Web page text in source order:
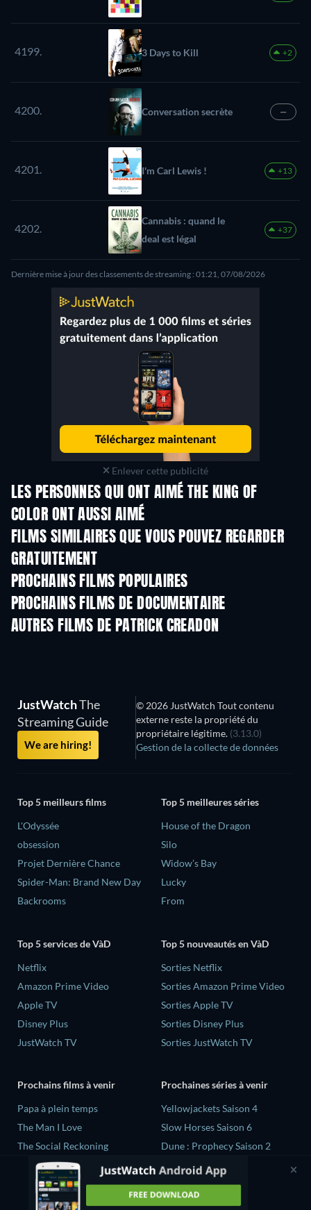
4199. 3 Days to Kill +2
4200. Conversation secrète —
4201. I'm Carl Lewis ! +13
4202.
Cannabis : quand le
deal est légal
+37
Dernière mise à jour des classements de streaming : 01:21, 07/08/2026
Enlever cette publicité
LES PERSONNES QUI ONT AIMÉ THE KING OF
COLOR ONT AUSSI AIMÉ
FILMS SIMILAIRES QUE VOUS POUVEZ REGARDER
GRATUITEMENT
PROCHAINS FILMS POPULAIRES
PROCHAINS FILMS DE DOCUMENTAIRE
AUTRES FILMS DE PATRICK CREADON
JustWatchThe
Streaming Guide
We are hiring!
© 2026 JustWatch Tout contenu
externe reste la propriété du
propriétaire légitime. (3.13.0)
Gestion de la collecte de données
Top 5 meilleurs films
L'Odyssée
obsession
Projet Dernière Chance
Spider-Man: Brand New Day
Backrooms
Top 5 meilleures séries
House of the Dragon
Silo
Widow’s Bay
Lucky
From
Top 5 services de VàD
Netflix
Amazon Prime Video
Apple TV
Disney Plus
JustWatch TV
Top 5 nouveautés en VàD
Sorties Netflix
Sorties Amazon Prime Video
Sorties Apple TV
Sorties Disney Plus
Sorties JustWatch TV
Prochains films à venir
‎Papa à plein temps
The Man I Love
The Social Reckoning
La Conscience politique
Quand la vie recommence...
Prochaines séries à venir
Yellowjackets Saison 4
Slow Horses Saison 6
Dune : Prophecy Saison 2
The Gentlemen Saison 2
Love Is Blind: UK Saison 3